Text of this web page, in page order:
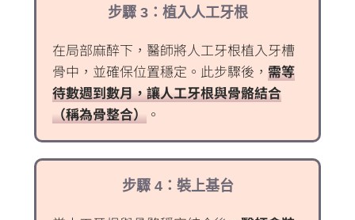
步驟 3：植入人工牙根
在局部麻醉下，醫師將人工牙根植入牙槽
骨中，並確保位置穩定。此步驟後，需等
待數週到數月，讓人工牙根與骨骼結合
（稱為骨整合） 。
步驟 4：裝上基台